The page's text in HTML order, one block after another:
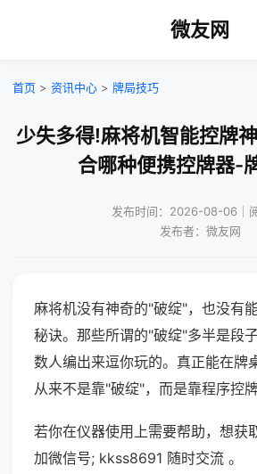
微友网
首页 > 资讯中心 > 牌局技巧
少失多得!麻将机智能控牌
合哪种便携控牌器-
发布时间：2026-08-06｜
发布者：微友网
麻将机没有神奇的"破绽"，也没有
秘诀。那些所谓的"破绽"多半是段
数人编出来逗你玩的。真正能在牌
从来不是靠"破绽"，而是靠程序控牌
若你在仪器使用上需要帮助，想获
加微信号; kkss8691 随时交流 。